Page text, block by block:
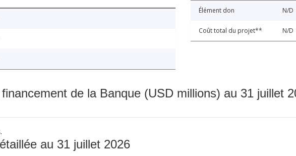
Élément don N/D
Coût total du projet** N/D
de la Banque (USD millions) au 31 juillet
au 31 juillet 2026